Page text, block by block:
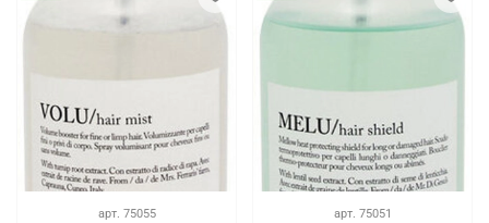
арт. 75055 арт. 75051